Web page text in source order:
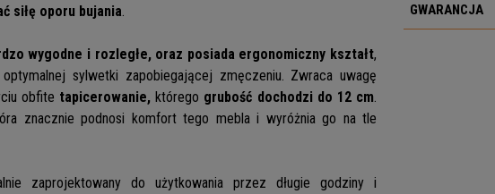
siłę oporu bujania.
wygodne i rozległe, oraz posiada ergonomiczny kształt,
sylwetki zapobiegającej zmęczeniu. Zwraca uwagę
obfite tapicerowanie, którego grubość dochodzi do 12 cm.
znacznie podnosi komfort tego mebla i wyróżnia go na tle
zaprojektowany do użytkowania przez długie godziny i
GWARANCJA